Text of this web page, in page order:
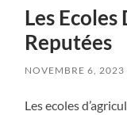
Les Ecoles
Reputées
NOVEMBRE 6, 2023
Les ecoles